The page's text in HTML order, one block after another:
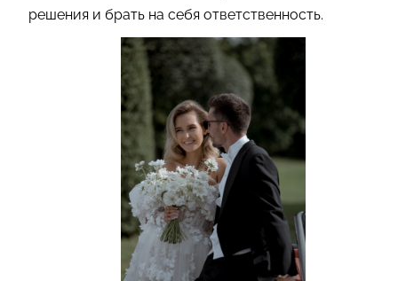
решения и брать на себя ответственность.